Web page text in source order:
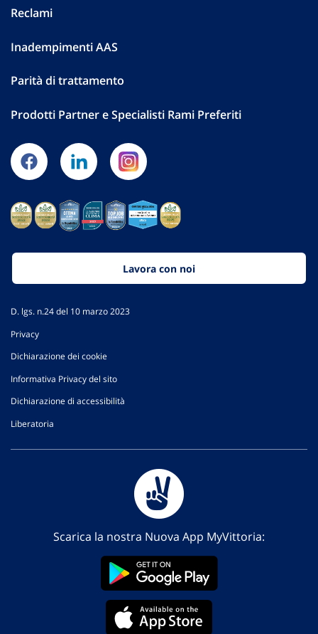
Reclami
Inadempimenti AAS
Parità di trattamento
Prodotti Partner e Specialisti Rami Preferiti
Lavora con noi
D. lgs. n.24 del 10 marzo 2023
Privacy
Dichiarazione dei cookie
Informativa Privacy del sito
Dichiarazione di accessibilità
Liberatoria
Scarica la nostra Nuova App MyVittoria: